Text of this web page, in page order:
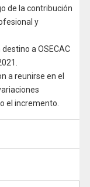
de la contribución
y
a OSECAC
a reunirse en el
el incremento.